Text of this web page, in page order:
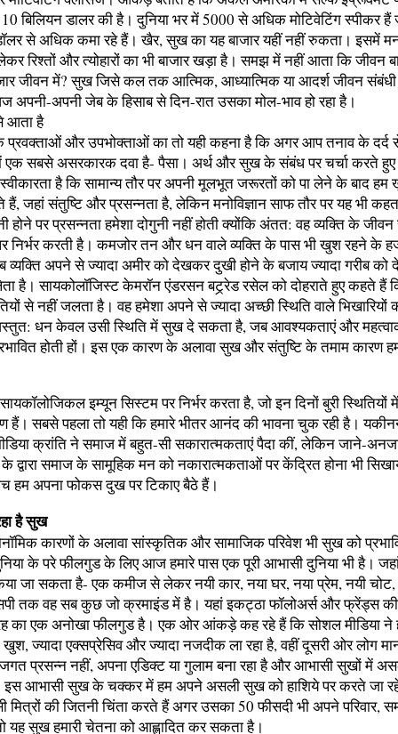
बिलियन डालर की है। दुनिया भर में 5000 से अधिक मोटिवेटिंग स्पीकर हैं
से अधिक कमा रहे हैं। खैर, सुख का यह बाजार यहीं नहीं रुकता। इसमें
लेकर रिश्तों और त्योहारों का भी बाजार खड़ा है। समझ में नहीं आता कि जीवन
जीवन में? सुख जिसे कल तक आत्मिक, आध्यात्मिक या आदर्श जीवन संबंधी
अपनी-अपनी जेब के हिसाब से दिन-रात उसका मोल-भाव हो रहा है।
आता है
प्रवक्ताओं और उपभोक्ताओं का तो यही कहना है कि अगर आप तनाव के दर्द
एक सबसे असरकारक दवा है- पैसा। अर्थ और सुख के संबंध पर चर्चा करते हुए
है कि सामान्य तौर पर अपनी मूलभूत जरूरतों को पा लेने के बाद
हैं, जहां संतुष्टि और प्रसन्नता है, लेकिन मनोविज्ञान साफ तौर पर यह भी
होने पर प्रसन्नता हमेशा दोगुनी नहीं होती क्योंकि अंतत: वह व्यक्ति के
पर निर्भर करती है। कमजोर तन और धन वाले व्यक्ति के पास भी खुश रहने के
व्यक्ति अपने से ज्यादा अमीर को देखकर दुखी होने के बजाय ज्यादा गरीब
है। सायकोलॉजिस्ट केमरॉन एंडरसन बट्र्रेड रसेल को दोहराते हुए कहते हैं
से नहीं जलता है। वह हमेशा अपने से ज्यादा अच्छी स्थिति वाले
धन केवल उसी स्थिति में सुख दे सकता है, जब आवश्यकताएं और
होती हों। इस एक कारण के अलावा सुख और संतुष्टि के तमाम कारण
इम्यून सिस्टम पर निर्भर करता है, जो इन दिनों बुरी
हैं। सबसे पहला तो यही कि हमारे भीतर आनंद की भावना चुक रही है।
क्रांति ने समाज में बहुत-सी सकारात्मकताएं पैदा कीं, लेकिन जाने-
द्वारा समाज के सामूहिक मन को नकारात्मकताओं पर केंद्रित होना भी
हम अपना फोकस दुख पर टिकाए बैठे हैं।
है सुख
कारणों के अलावा सांस्कृतिक और सामाजिक परिवेश भी सुख को
के परे फीलगुड के लिए आज हमारे पास एक पूरी आभासी दुनिया भी है।
जा सकता है- एक कमीज से लेकर नयी कार, नया घर, नया प्रेम, नयी
तक वह सब कुछ जो क्रमाइंड में है। यहां इकट्ठा फॉलोअर्स और फ्रेंड्स की
का एक अनोखा फीलगुड है। एक ओर आंकड़े कह रहे हैं कि सोशल मीडिया ने
खुश, ज्यादा एक्सप्रेसिव और ज्यादा नजदीक ला रहा है, वहीं दूसरी ओर लोग
प्रसन्न नहीं, अपना एडिक्ट या गुलाम बना रहा है और आभासी सुखों में
इस आभासी सुख के चक्कर में हम अपने असली सुख को हाशिये पर करते जा
की जितनी चिंता करते हैं अगर उसका 50 फीसदी भी अपने परिवार,
यह सुख हमारी चेतना को आह्लादित कर सकता है।